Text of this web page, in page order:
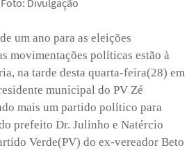
Foto: Divulgação
um ano para as eleições
movimentações políticas estão à
na tarde desta quarta-feira(28) em
municipal do PV Zé
mais um partido político para
prefeito Dr. Julinho e Natércio
Verde(PV) do ex-vereador Beto